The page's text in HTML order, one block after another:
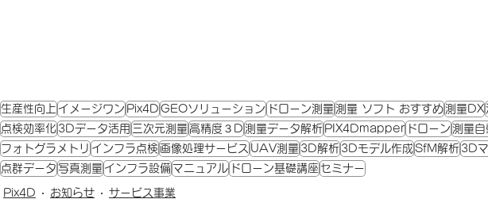
生産性向上 イメージワン Pix4D GEOソリューション ドローン測量 測量 ソフト おすすめ 測量DX
点検効率化 3Dデータ活用 三次元測量 高精度３D 測量データ解析 PIX4Dmapper ドローン 測量自
フォトグラメトリ インフラ点検 画像処理サービス UAV測量 3D解析 3Dモデル作成SfM解析 3D
点群データ 写真測量 インフラ設備 マニュアル ドローン基礎講座 セミナー
Pix4D お知らせ サービス事業